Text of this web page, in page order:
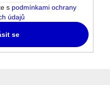
s podmínkami ochrany
údajů
se